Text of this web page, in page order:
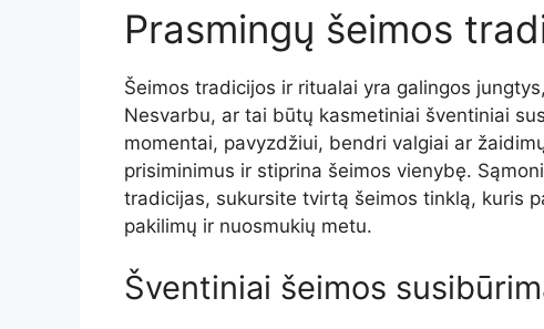
Prasmingų šeimos
Šeimos tradicijos ir ritualai yra galingos
Nesvarbu, ar tai būtų kasmetiniai šventiniai
momentai, pavyzdžiui, bendri valgiai ar
prisiminimus ir stiprina šeimos vienybę.
tradicijas, sukursite tvirtą šeimos tinklą, kuris
pakilimų ir nuosmukių metu.
Šventiniai šeimos